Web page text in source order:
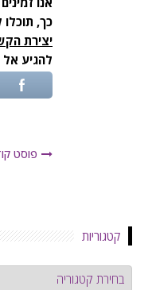
כך,
יצירת
להגיע אל
פוסט
קטגוריות
קטגוריות